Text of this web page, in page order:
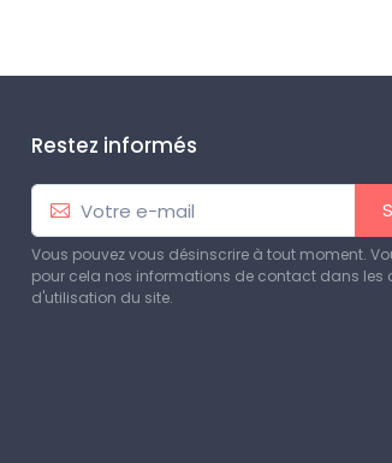
Restez informés
Vous pouvez vous désinscrire à tout moment.
pour cela nos informations de contact dans les
d'utilisation du site.